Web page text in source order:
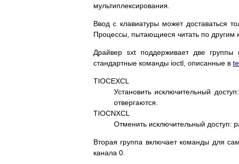
мультиплексирования.
Ввод с клавиатуры может доставаться
Процессы, пытающиеся читать по другим
Драйвер sxt поддерживает две группы
стандартные команды ioctl, описанные в
TIOCEXCL
Установить исключительный
отвергаются.
TIOCNXCL
Отменить исключительный доступ:
Вторая группа включает команды для
канала 0.